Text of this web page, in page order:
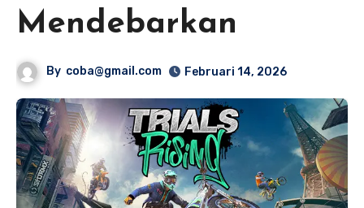
Mendebarkan
By coba@gmail.com Februari 14, 2026